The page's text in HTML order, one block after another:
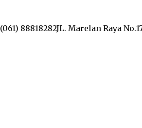
(061) 88818282JL. Marelan Raya